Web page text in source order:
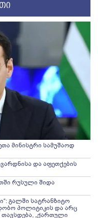
მინისტრი სამუშაოდ
და აფეთქების
რუსული შიდა
გალში სატრანზიტო
პოლიტიკის და არც
„ქართული